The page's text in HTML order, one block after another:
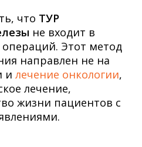
что ТУР
не входит в
Этот метод
направлен не на
и лечение онкологии,
лечение,
жизни пациентов с